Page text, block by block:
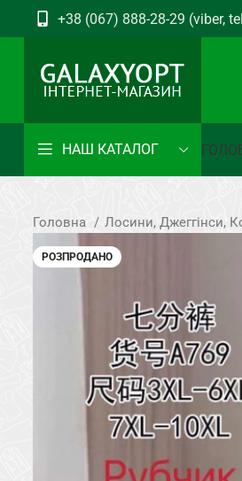
+38 (067) 888-28-29 (viber,
НАШ КАТАЛОГ
Головна Лосини, Джеггінси,
РОЗПРОДАНО